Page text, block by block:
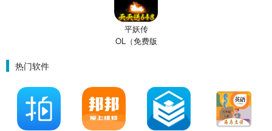
平妖传
OL（免费版
热门软件